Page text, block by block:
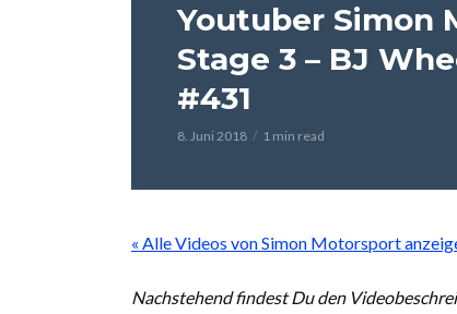
Youtuber Simon
Stage 3 – BJ
#431
8. Juni 2018 1 min read
« Alle Videos von Simon Motorsport
Nachstehend findest Du den